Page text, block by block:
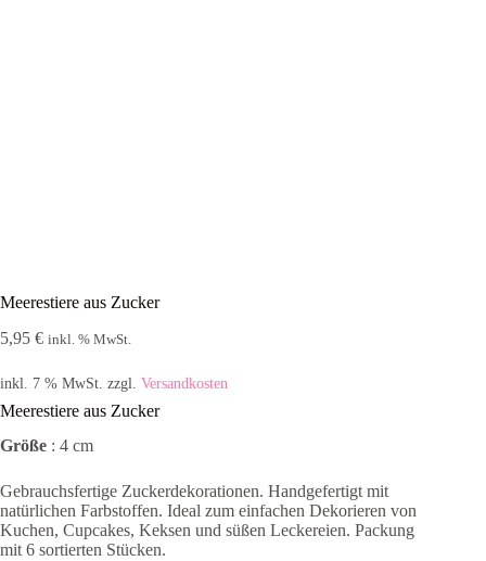
Meerestiere aus Zucker
5,95 € inkl. % MwSt.
inkl. 7 % MwSt. zzgl. Versandkosten
Meerestiere aus Zucker
Größe : 4 cm
Gebrauchsfertige Zuckerdekorationen. Handgefertigt mit
natürlichen Farbstoffen. Ideal zum einfachen Dekorieren von
Kuchen, Cupcakes, Keksen und süßen Leckereien. Packung
mit 6 sortierten Stücken.